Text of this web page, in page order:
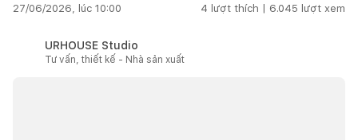
27/06/2026, lúc 10:00 4 lượt thích | 6.045 lượt xem
URHOUSE Studio
Tư vấn, thiết kế - Nhà sản xuất